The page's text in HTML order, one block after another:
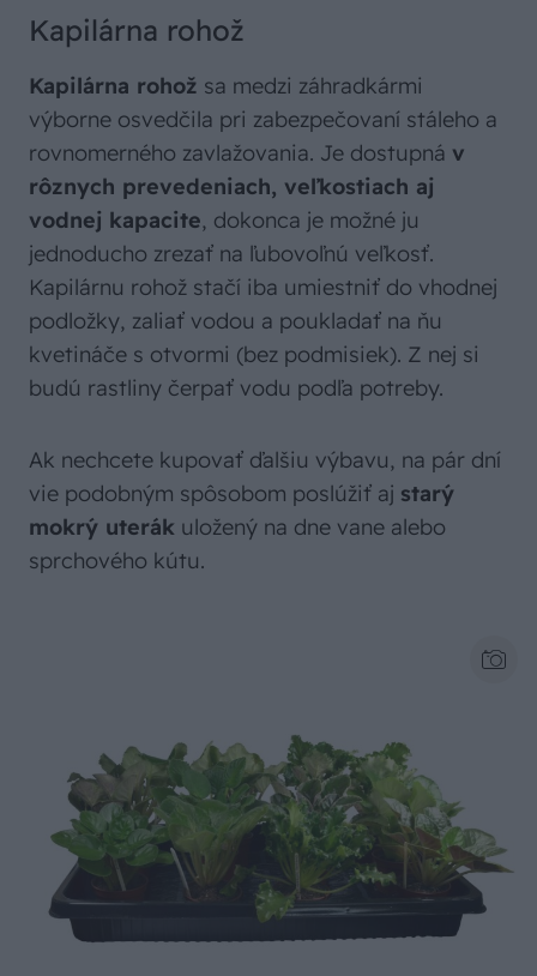
Kapilárna rohož
Kapilárna rohož sa medzi záhradkármi
výborne osvedčila pri zabezpečovaní stáleho a
rovnomerného zavlažovania. Je dostupná v
rôznych prevedeniach, veľkostiach aj
vodnej kapacite, dokonca je možné ju
jednoducho zrezať na ľubovoľnú veľkosť.
Kapilárnu rohož stačí iba umiestniť do vhodnej
podložky, zaliať vodou a poukladať na ňu
kvetináče s otvormi (bez podmisiek). Z nej si
budú rastliny čerpať vodu podľa potreby.
Ak nechcete kupovať ďalšiu výbavu, na pár dní
vie podobným spôsobom poslúžiť aj starý
mokrý uterák uložený na dne vane alebo
sprchového kútu.